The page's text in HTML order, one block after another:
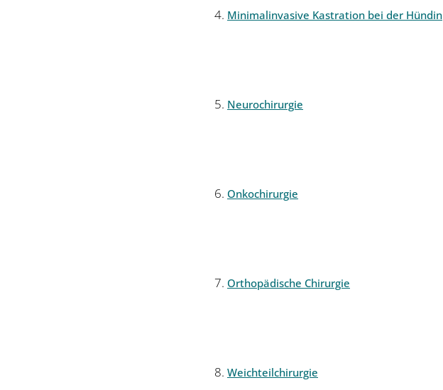
Minimalinvasive Kastration bei der Hündin
Neurochirurgie
Onkochirurgie
Orthopädische Chirurgie
Weichteilchirurgie